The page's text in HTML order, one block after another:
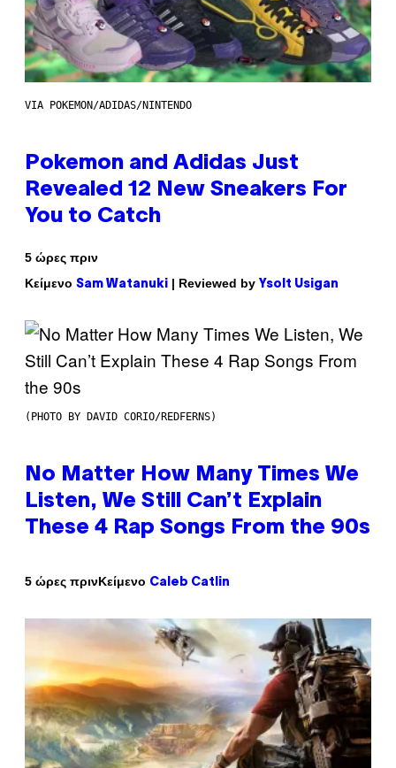
VIA POKEMON/ADIDAS/NINTENDO
Pokemon and Adidas Just
Revealed 12 New Sneakers For
You to Catch
5 ώρες πριν
Κείμενο Sam Watanuki | Reviewed by Ysolt Usigan
(PHOTO BY DAVID CORIO/REDFERNS)
No Matter How Many Times We
Listen, We Still Can’t Explain
These 4 Rap Songs From the 90s
5 ώρες πρινΚείμενο Caleb Catlin